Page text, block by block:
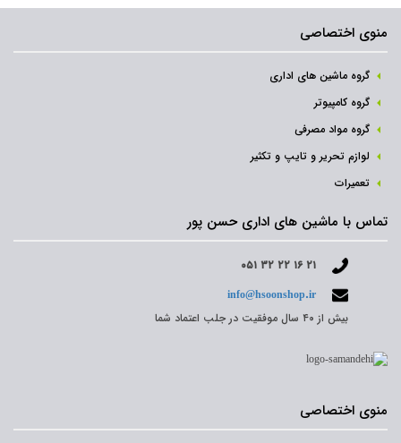
منوی اختصاصی
گروه ماشین های اداری
گروه کامپیوتر
گروه مواد مصرفی
لوازم تحریر و تایپ و تکثیر
تعمیرات
تماس با ماشین های اداری حسن پور
۰۵۱ ۳۲ ۲۲ ۱۶ ۲۱
info@hsoonshop.ir
بیش از ۴۰ سال موفقیت در جلب اعتماد شما
منوی اختصاصی